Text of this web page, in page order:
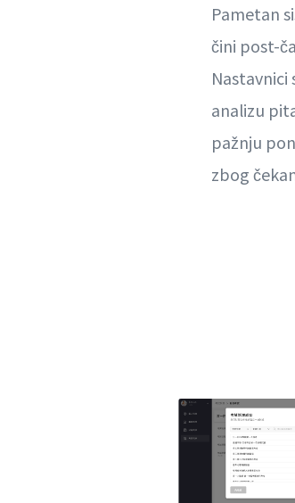
Pametan
čini post-
Nastavnici
analizu
pažnju
zbog